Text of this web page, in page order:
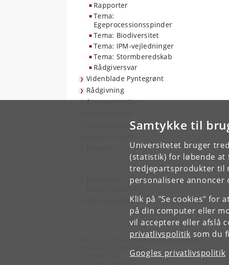
Samtykke til
Universitetet bruger
(statistik) for løbende at
tredjepartsprodukter til
personalisere annoncer
Klik på "Se cookies" for
på din computer eller
vil acceptere eller afslå
privatlivspolitik som du
Googles privatlivspolitik
Rapporter
Tema:
Egeprocessionsspinder
Tema: Biodiversitet
Tema: IPM-vejledninger
Tema: Stormberedskab
Rådgiversvar
Videnblade Pyntegrønt
Rådgivning
Arrangementer
Tegn abonnement
Institut for Geovidenskab og
Skov & Landskab
Institut for Geovidenskab og Naturforvaltning